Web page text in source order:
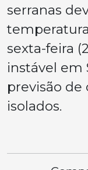
serranas
sexta-feira
instável em
previsão de
isolados.